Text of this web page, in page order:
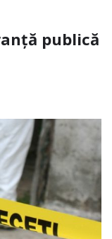
publică